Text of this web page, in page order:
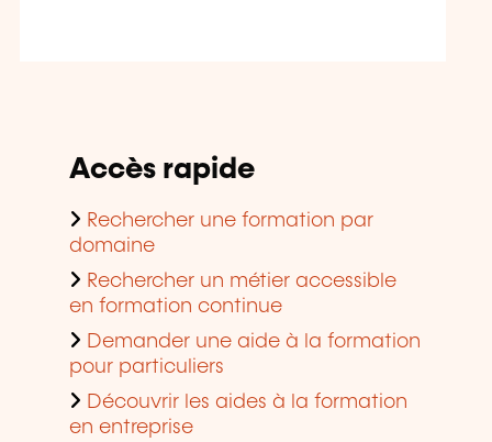
Accès rapide
Rechercher une formation par
domaine
Rechercher un métier accessible
en formation continue
Demander une aide à la formation
pour particuliers
Découvrir les aides à la formation
en entreprise